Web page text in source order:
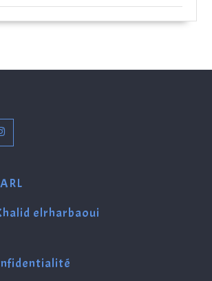
elrharbaoui
nfidentialité